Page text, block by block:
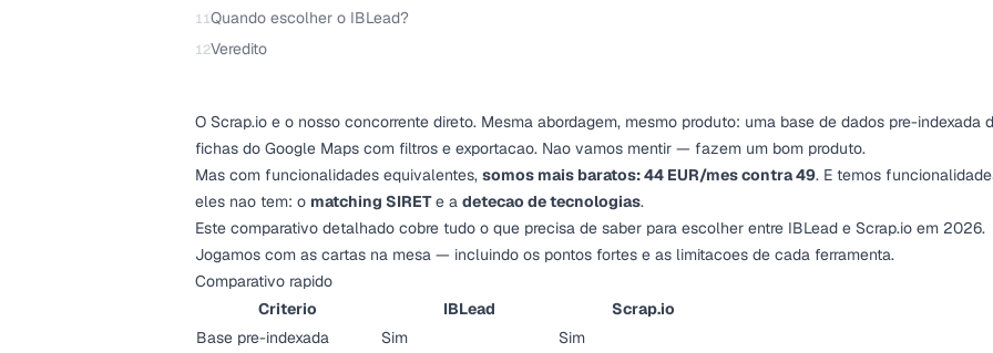
11Quando escolher o IBLead?
12Veredito
O Scrap.io e o nosso concorrente direto. Mesma abordagem, mesmo produto: uma base de dados pre-indexada
fichas do Google Maps com filtros e exportacao. Nao vamos mentir — fazem um bom produto.
Mas com funcionalidades equivalentes, somos mais baratos: 44 EUR/mes contra 49. E temos
eles nao tem: o matching SIRETe a detecao de tecnologias.
Este comparativo detalhado cobre tudo o que precisa de saber para escolher entre IBLead e Scrap.io em 2026.
Jogamos com as cartas na mesa — incluindo os pontos fortes e as limitacoes de cada ferramenta.
Comparativo rapido
Criterio
IBLead
Scrap.io
Base pre-indexada
Sim
Sim